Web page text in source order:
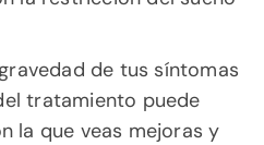
de tus síntomas
tratamiento puede
la que veas mejoras y